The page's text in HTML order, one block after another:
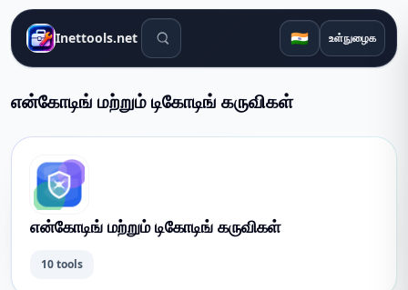
Inettools.net தேடல் கருவிகள் 🇮🇳 உள்நுழைக
என்கோடிங் மற்றும் டிகோடிங் கருவிகள்
என்கோடிங் மற்றும் டிகோடிங் கருவிகள்
10 tools